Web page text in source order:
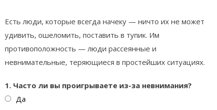
Есть люди, которые всегда начеку — ничто их не может
удивить, ошеломить, поставить в тупик. Им
противоположность — люди рассеянные и
невнимательные, теряющиеся в простейших ситуациях.
1. Часто ли вы проигрываете из-за невнимания?
Да